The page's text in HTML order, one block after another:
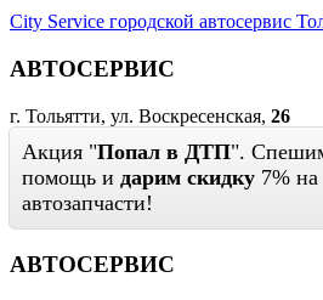
City Service городской автосервис
АВТОСЕРВИС
г. Тольятти, ул. Воскресенская, 26
Акция "Попал в ДТП".
помощь и дарим скидку 7% на
автозапчасти!
АВТОСЕРВИС